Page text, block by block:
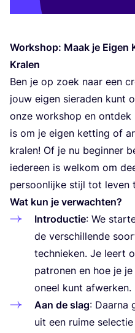
Wor­k­shop: Maak je Eigen
Kralen
Ben je op zoek naar een
jouw eigen siera­den kunt
onze wor­k­shop en ont­dek
is om je eigen ket­ting of
kra­len! Of je nu begin­ner
iede­re­en is wel­kom om
per­so­onlij­ke stijl tot leven
Wat kun je verwachten?
Intro­duc­tie: We
de ver­s­c­hil­len­de
tec­h­ni­eken. Je leert
patro­nen en hoe je
one­el kunt afwerken.
Aan de slag: Daar­na
uit een ruime